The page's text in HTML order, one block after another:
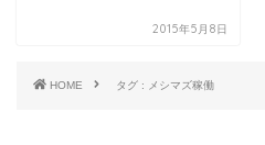
2015年5月8日
HOME タグ : メシマズ稼働